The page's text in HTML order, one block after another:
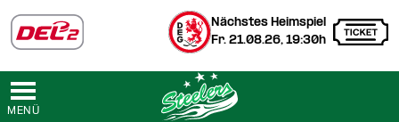
Nächstes Heimspiel
Fr. 21.08.26, 19:30h
MENÜ